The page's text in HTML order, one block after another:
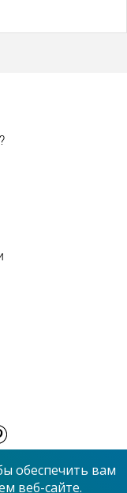
обеспечить вам
веб-сайте.